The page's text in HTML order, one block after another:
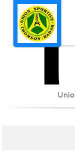
Panneau de gestion